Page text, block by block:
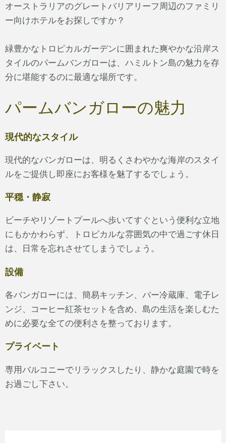
オーストラリアのグレートバリアリーフ周辺のファミリ
ー向けホテルをお探しですか？
緑豊かなトロピカルガーデンに囲まれた爽やかな沿岸ス
タイルのパームバンガローは、ハミルトン島の魅力を存
分に堪能するのに最適な場所です。
パームバンガローの魅力
現代的なスタイル
現代的なバンガローは、明るくさわやかな海岸のスタイ
ルをご提供し即座にお客様を魅了するでしょう。
平穏・静寂
ビーチやリゾートプールへ歩いてすぐという便利な立地
にもかかわらず、トロピカルな雰囲気の中で過ごす休日
は、日常を忘れさせてしまうでしょう。
設備
各バンガローには、簡易キッチン、バー冷蔵庫、電子レ
ンジ、コーヒー紅茶セットを含め、島の生活を楽しむた
めに必要な全ての便利さを整っております。
プライベート
専用バルコニーでリラックスしたり、静かな庭園で時を
お過ごし下さい。